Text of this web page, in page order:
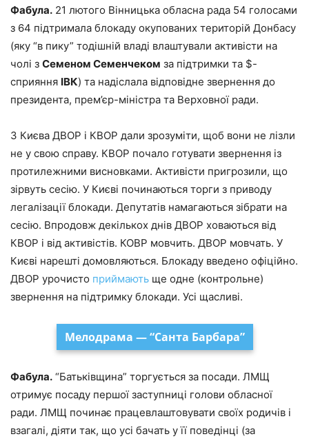
Фабула. 21 лютого Вінницька обласна рада 54 голосами
з 64 підтримала блокаду окупованих територій Донбасу
(яку “в пику” тодішній владі влаштували активісти на
чолі з Семеном Семенчеком за підтримки та $-
сприяння ІВК) та надіслала відповідне звернення до
президента, прем’єр-міністра та Верховної ради.
З Києва ДВОР і КВОР дали зрозуміти, щоб вони не лізли
не у свою справу. КВОР почало готувати звернення із
протилежними висновками. Активісти пригрозили, що
зірвуть сесію. У Києві починаються торги з приводу
легалізації блокади. Депутатів намагаються зібрати на
сесію. Впродовж декількох днів ДВОР ховаються від
КВОР і від активістів. КОВР мовчить. ДВОР мовчать. У
Києві нарешті домовляються. Блокаду введено офіційно.
ДВОР урочисто приймають ще одне (контрольне)
звернення на підтримку блокади. Усі щасливі.
Мелодрама — “Санта Барбара”
Фабула. “Батьківщина” торгується за посади. ЛМЩ
отримує посаду першої заступниці голови обласної
ради. ЛМЩ починає працевлаштовувати своїх родичів і
взагалі, діяти так, що усі бачать у її поведінці (за